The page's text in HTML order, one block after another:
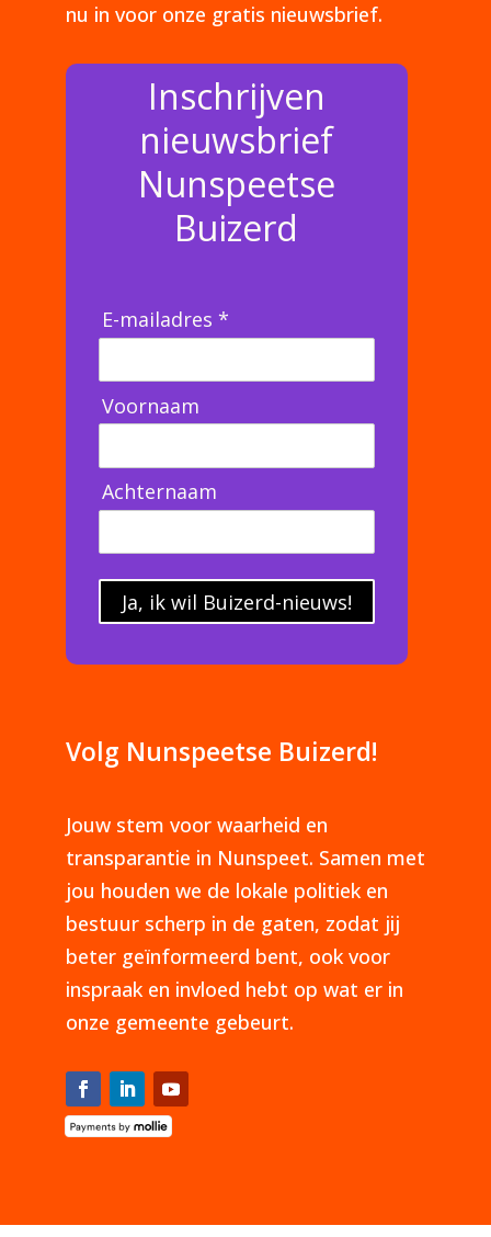
nu in voor onze gratis nieuwsbrief.
Inschrijven
nieuwsbrief
Nunspeetse
Buizerd
E-mailadres *
Voornaam
Achternaam
Ja, ik wil Buizerd-nieuws!
Volg Nunspeetse Buizerd!
Jouw stem voor waarheid en
transparantie in Nunspeet. Samen met
jou houden we de lokale politiek en
bestuur scherp in de gaten, zodat jij
beter geïnformeerd bent, ook voor
inspraak en invloed hebt op wat er in
onze gemeente gebeurt.